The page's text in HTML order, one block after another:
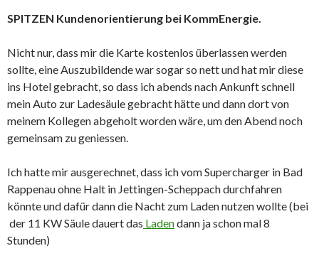
SPITZEN Kundenorientierung bei KommEnergie.
Nicht nur, dass mir die Karte kostenlos überlassen werden
sollte, eine Auszubildende war sogar so nett und hat mir diese
ins Hotel gebracht, so dass ich abends nach Ankunft schnell
mein Auto zur Ladesäule gebracht hätte und dann dort von
meinem Kollegen abgeholt worden wäre, um den Abend noch
gemeinsam zu geniessen.
Ich hatte mir ausgerechnet, dass ich vom Supercharger in Bad
Rappenau ohne Halt in Jettingen-Scheppach durchfahren
könnte und dafür dann die Nacht zum Laden nutzen wollte (bei
der 11 KW Säule dauert das Ladendann ja schon mal 8
Stunden)